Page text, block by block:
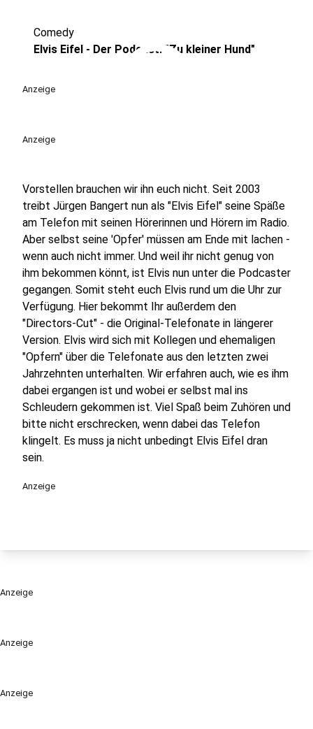
Anzeige
Anzeige
play_circle
Comedy
Elvis Eifel - Der Podcast: "Zu kleiner Hund"
Anzeige
Anzeige
Vorstellen brauchen wir ihn euch nicht. Seit 2003
treibt Jürgen Bangert nun als "Elvis Eifel" seine Späße
am Telefon mit seinen Hörerinnen und Hörern im Radio.
Aber selbst seine 'Opfer' müssen am Ende mit lachen -
wenn auch nicht immer. Und weil ihr nicht genug von
ihm bekommen könnt, ist Elvis nun unter die Podcaster
gegangen. Somit steht euch Elvis rund um die Uhr zur
Verfügung. Hier bekommt Ihr außerdem den
"Directors-Cut" - die Original-Telefonate in längerer
Version. Elvis wird sich mit Kollegen und ehemaligen
"Opfern" über die Telefonate aus den letzten zwei
Jahrzehnten unterhalten. Wir erfahren auch, wie es ihm
dabei ergangen ist und wobei er selbst mal ins
Schleudern gekommen ist. Viel Spaß beim Zuhören und
bitte nicht erschrecken, wenn dabei das Telefon
klingelt. Es muss ja nicht unbedingt Elvis Eifel dran
sein.
Anzeige
Anzeige